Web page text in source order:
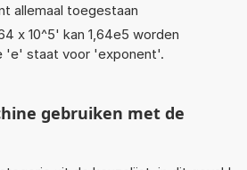
allemaal toegestaan
x 10^5' kan 1,64e5 worden
'e' staat voor 'exponent'.
gebruiken met de